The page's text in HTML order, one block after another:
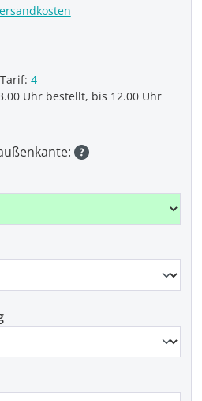
Tarif:4
Uhr bestellt, bis 12.00 Uhr